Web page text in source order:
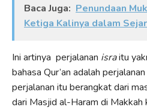
Baca Juga: Penundaan
Ketiga Kalinya dalam
Ini artinya perjalanan israitu
bahasa Qur’an adalah
perjalanan itu berangkat dari
dari Masjid al-Haram di